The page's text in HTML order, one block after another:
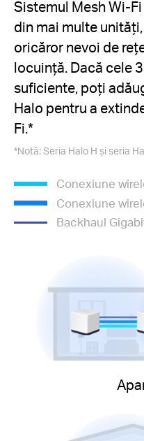
Sistemul Mesh Wi-
din mai multe
oricăror nevoi de
locuință. Dacă cele
suficiente, poți
Halo pentru a
Fi.*
*Notă: Seria Halo H și seria
Conexiune
Conexiune
Backhaul